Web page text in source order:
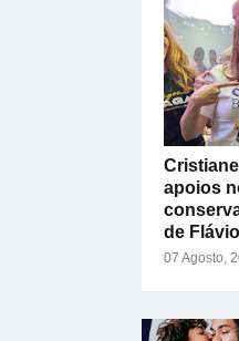
apoios
de
07 Agosto,